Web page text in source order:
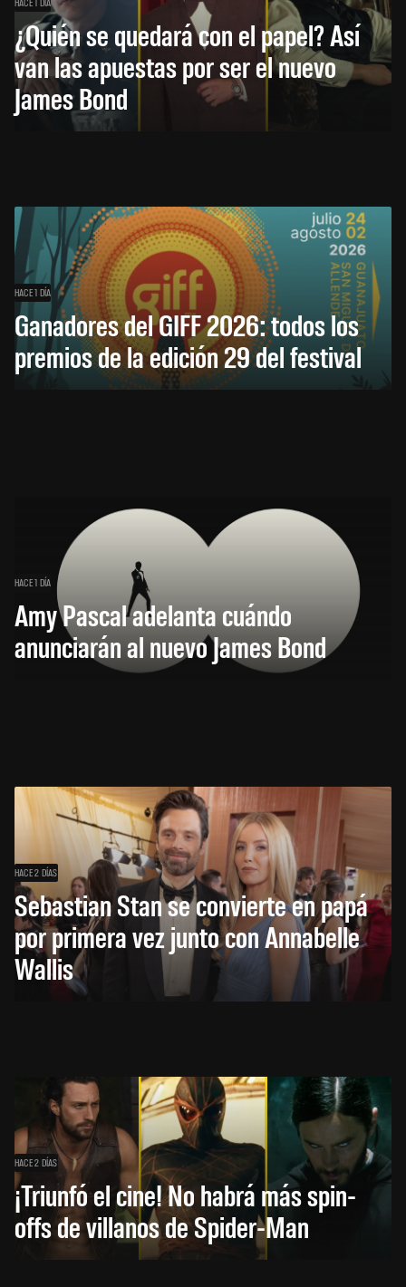
¿Quién se quedará con el papel? Así
van las apuestas por ser el nuevo
James Bond
HACE 1 DÍA
Ganadores del GIFF 2026: todos los
premios de la edición 29 del festival
HACE 1 DÍA
Amy Pascal adelanta cuándo
anunciarán al nuevo James Bond
HACE 2 DÍAS
Sebastian Stan se convierte en papá
por primera vez junto con Annabelle
Wallis
HACE 2 DÍAS
¡Triunfó el cine! No habrá más spin-
offs de villanos de Spider-Man